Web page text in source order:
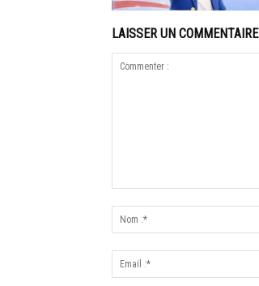
LAISSER UN COMMENTAIRE